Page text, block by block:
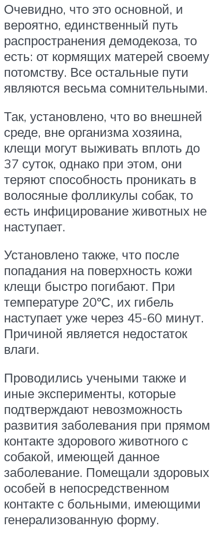
Очевидно, что это основной, и
вероятно, единственный путь
распространения демодекоза, то
есть: от кормящих матерей своему
потомству. Все остальные пути
являются весьма сомнительными.
Так, установлено, что во внешней
среде, вне организма хозяина,
клещи могут выживать вплоть до
37 суток, однако при этом, они
теряют способность проникать в
волосяные фолликулы собак, то
есть инфицирование животных не
наступает.
Установлено также, что после
попадания на поверхность кожи
клещи быстро погибают. При
температуре 20ºС, их гибель
наступает уже через 45-60 минут.
Причиной является недостаток
влаги.
Проводились учеными также и
иные эксперименты, которые
подтверждают невозможность
развития заболевания при прямом
контакте здорового животного с
собакой, имеющей данное
заболевание. Помещали здоровых
особей в непосредственном
контакте с больными, имеющими
генерализованную форму.